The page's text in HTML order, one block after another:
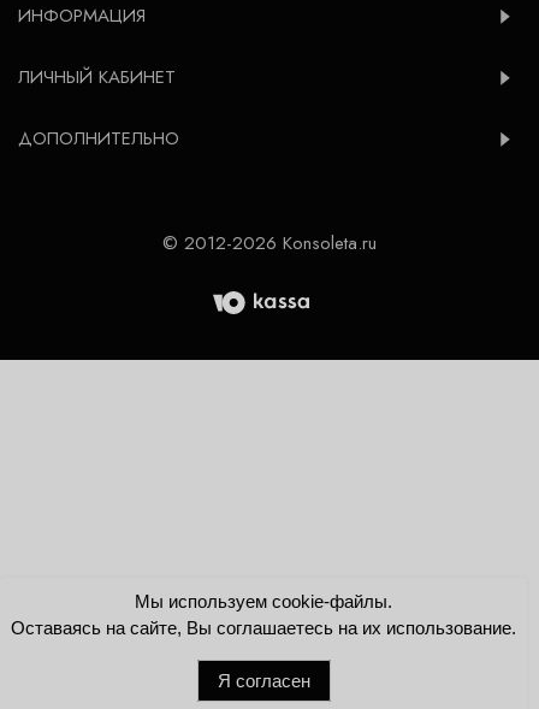
ИНФОРМАЦИЯ
ЛИЧНЫЙ КАБИНЕТ
ДОПОЛНИТЕЛЬНО
© 2012-2026 Konsoleta.ru
Мы используем cookie-файлы.
Оставаясь на сайте, Вы соглашаетесь на их использование.
Я согласен